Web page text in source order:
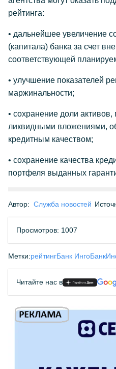
рейтинга:
• дальнейшее увеличение
(капитала) банка за счет
соответствующей
• улучшение показателей
маржинальности;
• сохранение доли
ликвидными вложениями,
кредитным качеством;
• сохранение качества
портфеля выданных
Автор: Служба новостей
Просмотров: 1007
Метки:рейтингБанк Инго
Читайте нас в